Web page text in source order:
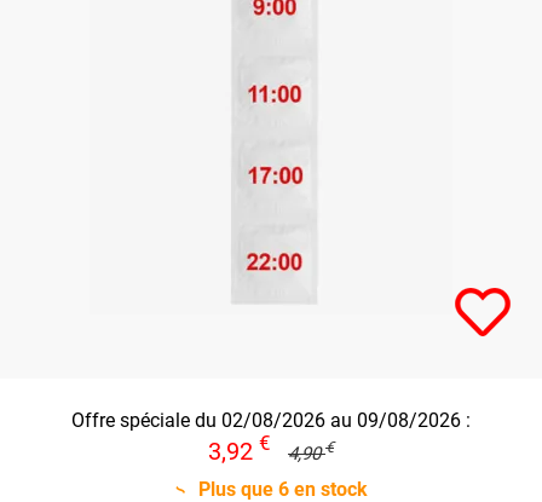
Offre spéciale du 02/08/2026 au 09/08/2026 :
3,92 € 4,90€
Plus que 6en stock